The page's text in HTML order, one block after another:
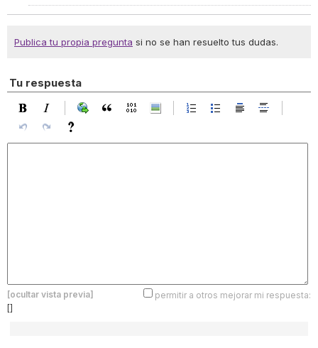
Publica tu propia pregunta si no se han resuelto tus dudas.
Tu respuesta
[ocultar vista previa]
permitir a otros mejorar mi respuesta:
[]